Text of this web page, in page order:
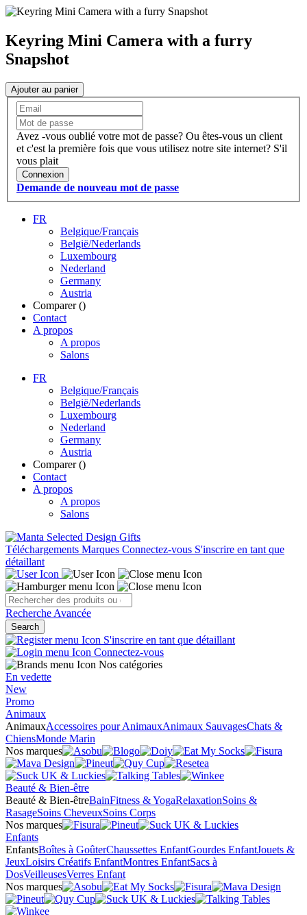
Keyring Mini Camera with a furry
Snapshot
Ajouter au panier
Avez -vous oublié votre mot de passe? Ou êtes-vous un client
et c'est la première fois que vous utilisez notre site internet? S'il
vous plait
Connexion
Demande de nouveau mot de passe
FR
Belgique/Français
België/Nederlands
Luxembourg
Nederland
Germany
Austria
Comparer ()
Contact
A propos
A propos
Salons
FR
Belgique/Français
België/Nederlands
Luxembourg
Nederland
Germany
Austria
Comparer ()
Contact
A propos
A propos
Salons
Téléchargements Marques Connectez-vous S'inscrire en tant que
détaillant
Recherche Avancée
Search
S'inscrire en tant que détaillant
Connectez-vous
Nos catégories
En vedette
New
Promo
Animaux
AnimauxAccessoires pour AnimauxAnimaux SauvagesChats &
ChiensMonde Marin
Nos marques
Beauté & Bien-être
Beauté & Bien-êtreBainFitness & YogaRelaxationSoins &
RasageSoins CheveuxSoins Corps
Nos marques
Enfants
EnfantsBoîtes à GoûterChaussettes EnfantGourdes EnfantJouets &
JeuxLoisirs Créatifs EnfantMontres EnfantSacs à
DosVeilleusesVerres Enfant
Nos marques